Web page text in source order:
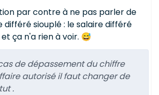
par contre à ne pas parler de
différé siouplé : le salaire différé
ça n'a rien à voir. 😅
de dépassement du chiffre
autorisé il faut changer de
.